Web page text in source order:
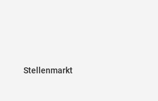
Stellenmarkt